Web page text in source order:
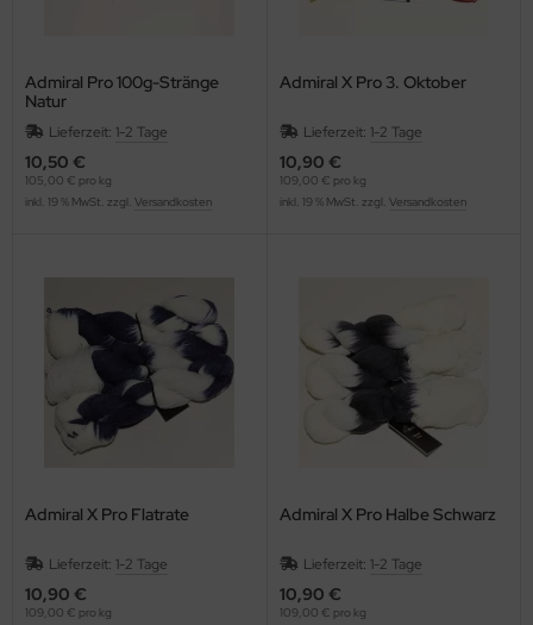
Admiral Pro 100g-Stränge
Natur
Lieferzeit: 1-2 Tage
10,50 €
105,00 € pro kg
inkl. 19 % MwSt. zzgl. Versandkosten
Admiral X Pro 3. Oktober
Lieferzeit: 1-2 Tage
10,90 €
109,00 € pro kg
inkl. 19 % MwSt. zzgl. Versandkosten
Admiral X Pro Flatrate
Lieferzeit: 1-2 Tage
10,90 €
109,00 € pro kg
Admiral X Pro Halbe Schwarz
Lieferzeit: 1-2 Tage
10,90 €
109,00 € pro kg